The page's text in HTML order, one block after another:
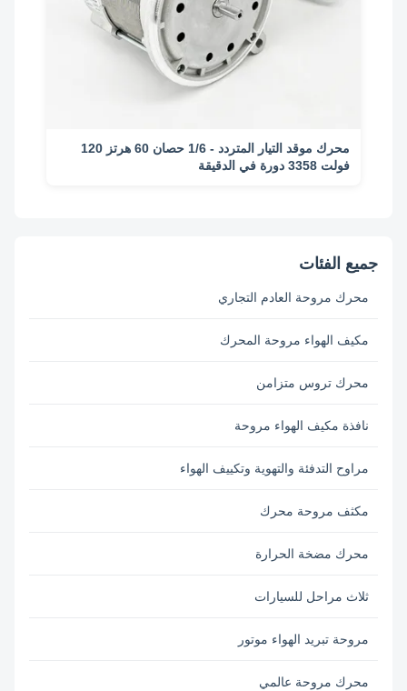
محرك موقد التيار المتردد - 1/6 حصان 60 هرتز 120
فولت 3358 دورة في الدقيقة
جميع الفئات
محرك مروحة العادم التجاري
مكيف الهواء مروحة المحرك
محرك تروس متزامن
نافذة مكيف الهواء مروحة
مراوح التدفئة والتهوية وتكييف الهواء
مكثف مروحة محرك
محرك مضخة الحرارة
ثلاث مراحل للسيارات
مروحة تبريد الهواء موتور
محرك مروحة عالمي